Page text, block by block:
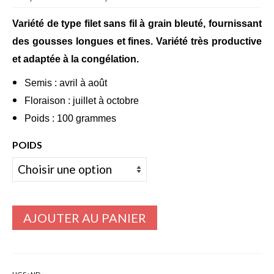
Bulbes Automne
Narcisses
Jacinthes
Divers bulbes
Callas – arum
Dahlias
prix :
12,80€
à
Variété de type filet sans fil à grain bleuté, fournissant
des gousses longues et fines. Variété très productive
et adaptée à la congélation.
Semis : avril à août
Floraison : juillet à octobre
Poids : 100 grammes
POIDS
AJOUTER AU PANIER